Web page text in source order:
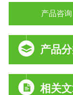
产品咨询
产品
相关